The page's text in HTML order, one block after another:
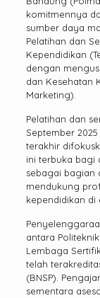
komitmennya
sumber daya
Pelatihan dan
Kependidikan
dengan
dan Kesehatan
Marketing).
Pelatihan dan
September
terakhir
ini terbuka bagi
sebagai bagian
mendukung
kependidikan di
antara
Lembaga
telah
(BNSP).
sementara